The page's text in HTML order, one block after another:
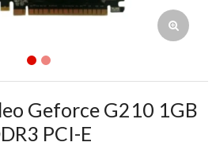
Geforce G210 1GB
PCI-E